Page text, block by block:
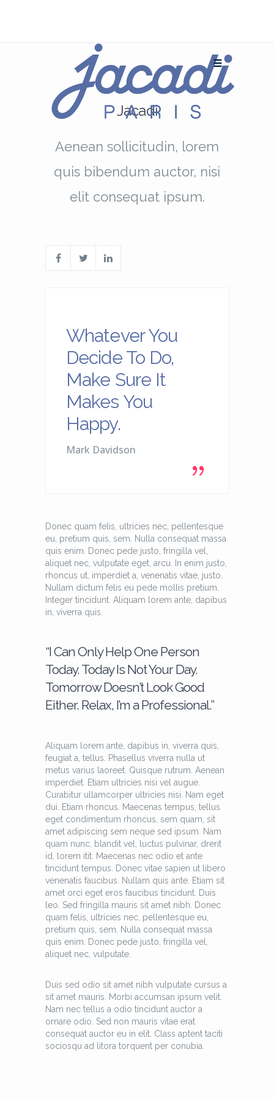
Jacadi
Aenean sollicitudin, lorem
quis bibendum auctor, nisi
elit consequat ipsum.
Whatever You
Decide To Do,
Make Sure It
Makes You
Happy.
Mark Davidson
Donec quam felis, ultricies nec, pellentesque
eu, pretium quis, sem. Nulla consequat massa
quis enim. Donec pede justo, fringilla vel,
aliquet nec, vulputate eget, arcu. In enim justo,
rhoncus ut, imperdiet a, venenatis vitae, justo.
Nullam dictum felis eu pede mollis pretium.
Integer tincidunt. Aliquam lorem ante, dapibus
in, viverra quis.
“I Can Only Help One Person
Today. Today Is Not Your Day.
Tomorrow Doesn’t Look Good
Either. Relax, I’m a Professional.”
Aliquam lorem ante, dapibus in, viverra quis,
feugiat a, tellus. Phasellus viverra nulla ut
metus varius laoreet. Quisque rutrum. Aenean
imperdiet. Etiam ultricies nisi vel augue.
Curabitur ullamcorper ultricies nisi. Nam eget
dui. Etiam rhoncus. Maecenas tempus, tellus
eget condimentum rhoncus, sem quam, sit
amet adipiscing sem neque sed ipsum. Nam
quam nunc, blandit vel, luctus pulvinar, drerit
id, lorem itit. Maecenas nec odio et ante
tincidunt tempus. Donec vitae sapien ut libero
venenatis faucibus. Nullam quis ante. Etiam sit
amet orci eget eros faucibus tincidunt. Duis
leo. Sed fringilla mauris sit amet nibh. Donec
quam felis, ultricies nec, pellentesque eu,
pretium quis, sem. Nulla consequat massa
quis enim. Donec pede justo, fringilla vel,
aliquet nec, vulputate.
Duis sed odio sit amet nibh vulputate cursus a
sit amet mauris. Morbi accumsan ipsum velit.
Nam nec tellus a odio tincidunt auctor a
ornare odio. Sed non mauris vitae erat
consequat auctor eu in elit. Class aptent taciti
sociosqu ad litora torquent per conubia.